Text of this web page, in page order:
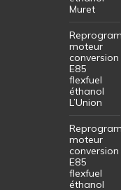
Muret
moteur
conversion
E85
flexfuel
éthanol
L’Union
moteur
conversion
E85
flexfuel
éthanol